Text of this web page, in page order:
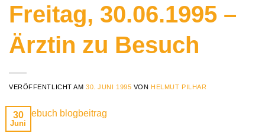
Freitag, 30.06.1995 –
Ärztin zu Besuch
VERÖFFENTLICHT AM30. JUNI 1995 VON HELMUT PILHAR
30
Juni